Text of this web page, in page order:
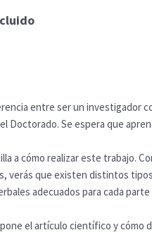
entre ser un investigador
Se espera que
a cómo realizar este trabajo.
verás que existen distintos
adecuados para cada
el artículo científico y